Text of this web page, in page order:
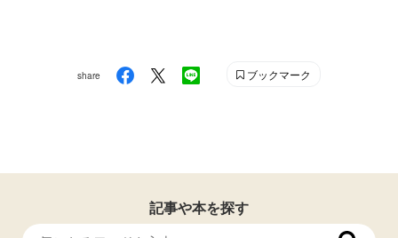
share ブックマーク
記事や本を探す